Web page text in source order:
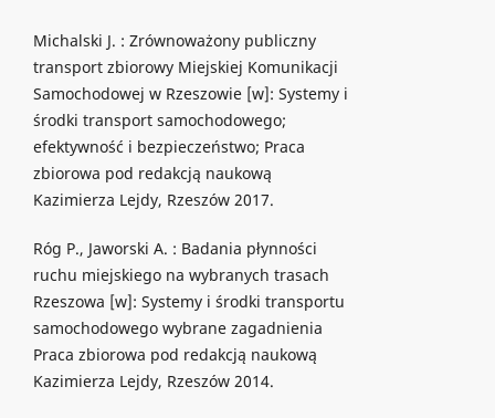
Michalski J. : Zrównoważony publiczny
transport zbiorowy Miejskiej Komunikacji
Samochodowej w Rzeszowie [w]: Systemy i
środki transport samochodowego;
efektywność i bezpieczeństwo; Praca
zbiorowa pod redakcją naukową
Kazimierza Lejdy, Rzeszów 2017.
Róg P., Jaworski A. : Badania płynności
ruchu miejskiego na wybranych trasach
Rzeszowa [w]: Systemy i środki transportu
samochodowego wybrane zagadnienia
Praca zbiorowa pod redakcją naukową
Kazimierza Lejdy, Rzeszów 2014.